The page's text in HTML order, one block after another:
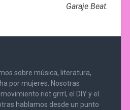
Garaje Beat.
sobre música, literatura,
por mujeres. Nosotras
riot grrrl, el DIY y el
hablamos desde un punto